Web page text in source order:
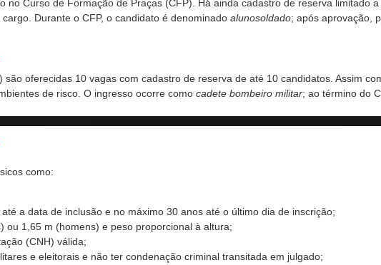
no Curso de Formação de Praças (CFP). Há ainda cadastro de reserva limitado
Durante o CFP, o candidato é denominado alunosoldado; após aprovação,
oferecidas 10 vagas com cadastro de reserva de até 10 candidatos. Assim
de risco. O ingresso ocorre como cadete bombeiro militar; ao término do
como:
a data de inclusão e no máximo 30 anos até o último dia de inscrição;
ou 1,65 m (homens) e peso proporcional à altura;
(CNH) válida;
e eleitorais e não ter condenação criminal transitada em julgado;